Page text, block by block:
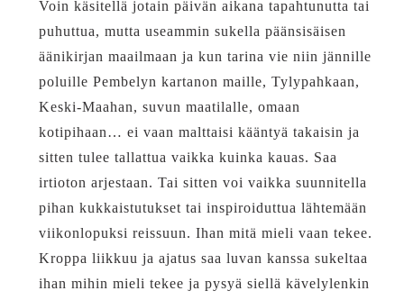
Voin käsitellä jotain päivän aikana tapahtunutta tai
puhuttua, mutta useammin sukella päänsisäisen
äänikirjan maailmaan ja kun tarina vie niin jännille
poluille Pembelyn kartanon maille, Tylypahkaan,
Keski-Maahan, suvun maatilalle, omaan
kotipihaan… ei vaan malttaisi kääntyä takaisin ja
sitten tulee tallattua vaikka kuinka kauas. Saa
irtioton arjestaan. Tai sitten voi vaikka suunnitella
pihan kukkaistutukset tai inspiroiduttua lähtemään
viikonlopuksi reissuun. Ihan mitä mieli vaan tekee.
Kroppa liikkuu ja ajatus saa luvan kanssa sukeltaa
ihan mihin mieli tekee ja pysyä siellä kävelylenkin